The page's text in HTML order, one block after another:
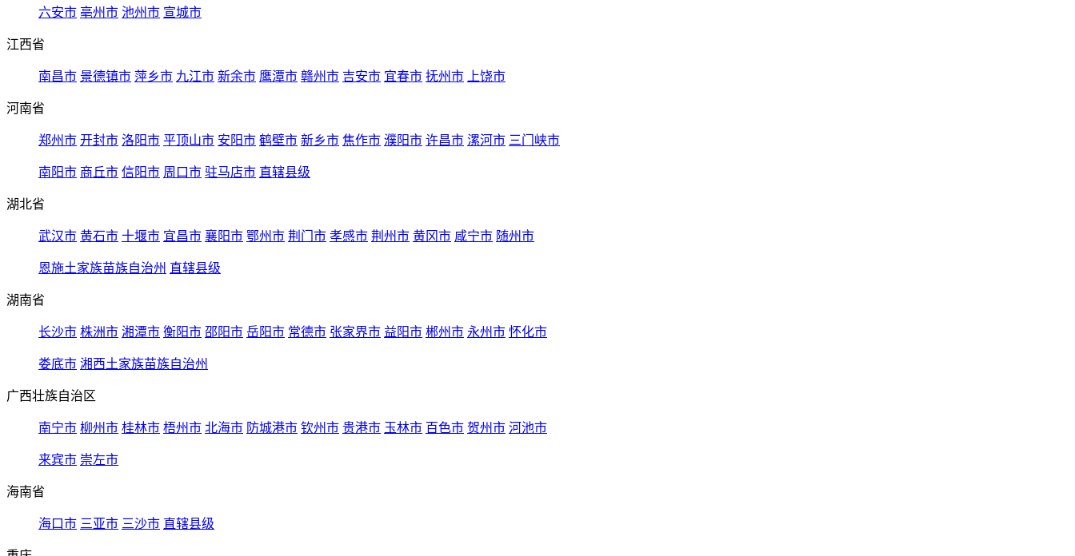
六安市 亳州市 池州市 宣城市
江西省
南昌市 景德镇市 萍乡市 九江市 新余市 鹰潭市 赣州市 吉安市 宜春市 抚州市 上饶市
河南省
郑州市 开封市 洛阳市 平顶山市 安阳市 鹤壁市 新乡市 焦作市 濮阳市 许昌市 漯河市 三门峡市
南阳市 商丘市 信阳市 周口市 驻马店市 直辖县级
湖北省
武汉市 黄石市 十堰市 宜昌市 襄阳市 鄂州市 荆门市 孝感市 荆州市 黄冈市 咸宁市 随州市
恩施土家族苗族自治州 直辖县级
湖南省
长沙市 株洲市 湘潭市 衡阳市 邵阳市 岳阳市 常德市 张家界市 益阳市 郴州市 永州市 怀化市
娄底市 湘西土家族苗族自治州
广西壮族自治区
南宁市 柳州市 桂林市 梧州市 北海市 防城港市 钦州市 贵港市 玉林市 百色市 贺州市 河池市
来宾市 崇左市
海南省
海口市 三亚市 三沙市 直辖县级